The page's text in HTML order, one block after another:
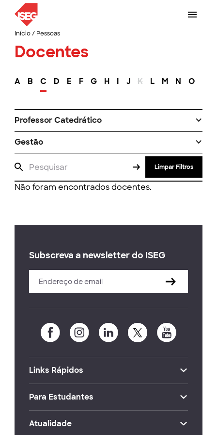
Início/ Pessoas
Docentes
A B C D E F G H I J K L M N O
Professor Catedrático
Gestão
Limpar Filtros
Não foram encontrados docentes.
Subscreva a newsletter do ISEG
Links Rápidos
Para Estudantes
Atualidade